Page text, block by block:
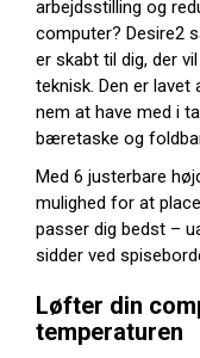
arbejdsstilling og
computer? Desire2
er skabt til dig, der
teknisk. Den er
nem at have med i
bæretaske og
Med 6 justerbare
mulighed for at
passer dig bedst –
sidder ved
Løfter din
temperaturen